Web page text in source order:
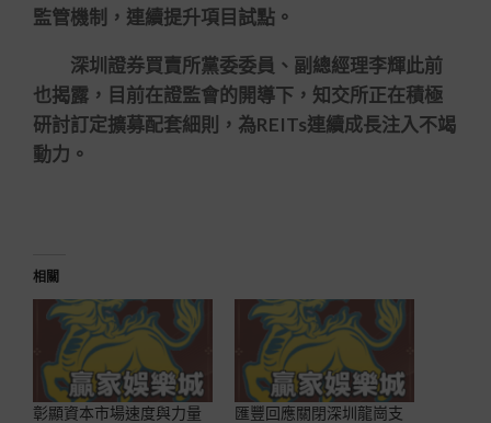
監管機制，連續提升項目試點。
深圳證券買賣所黨委委員、副總經理李輝此前
也揭露，目前在證監會的開導下，知交所正在積極
研討訂定擴募配套細則，為REITs連續成長注入不竭
動力。
相關
彰顯資本市場速度與力量
匯豐回應關閉深圳龍崗支